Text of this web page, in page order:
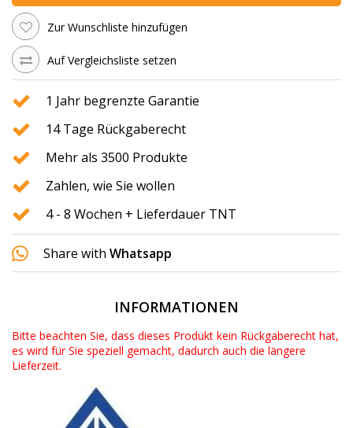
Zur Wunschliste hinzufügen
Auf Vergleichsliste setzen
1 Jahr begrenzte Garantie
14 Tage Rückgaberecht
Mehr als 3500 Produkte
Zahlen, wie Sie wollen
4 - 8 Wochen + Lieferdauer TNT
Share with Whatsapp
INFORMATIONEN
Bitte beachten Sie, dass dieses Produkt kein Rückgaberecht hat,
es wird für Sie speziell gemacht, dadurch auch die längere
Lieferzeit.